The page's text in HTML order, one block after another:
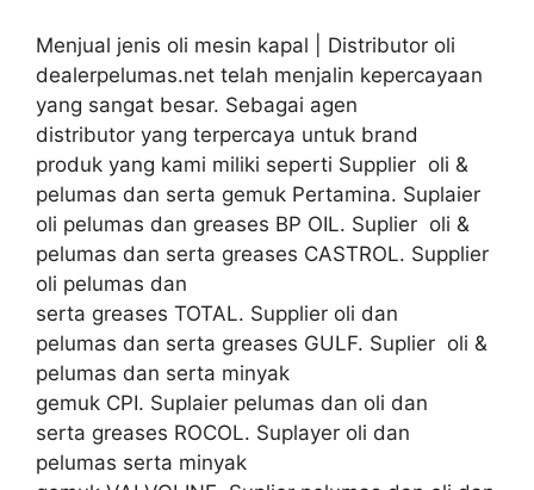
Menjual jenis oli mesin kapal | Distributor oli
dealerpelumas.net telah menjalin kepercayaan
yang sangat besar. Sebagai agen
distributor yang terpercaya untuk brand
produk yang kami miliki seperti Supplier oli &
pelumas dan serta gemuk Pertamina. Suplaier
oli pelumas dan greases BP OIL. Suplier oli &
pelumas dan serta greases CASTROL. Supplier
oli pelumas dan
serta greases TOTAL. Supplier oli dan
pelumas dan serta greases GULF. Suplier oli &
pelumas dan serta minyak
gemuk CPI. Suplaier pelumas dan oli dan
serta greases ROCOL. Suplayer oli dan
pelumas serta minyak